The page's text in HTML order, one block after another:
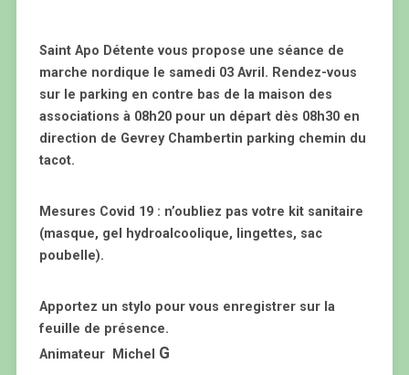
Saint Apo Détente vous propose une séance de
marche nordique le samedi 03 Avril. Rendez-vous
sur le parking en contre bas de la maison des
associations à 08h20 pour un départ dès 08h30 en
direction de Gevrey Chambertin parking chemin du
tacot.
Mesures Covid 19 : n’oubliez pas votre kit sanitaire
(masque, gel hydroalcoolique, lingettes, sac
poubelle).
Apportez un stylo pour vous enregistrer sur la
feuille de présence.
Animateur Michel G